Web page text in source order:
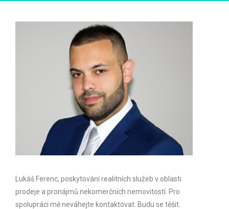
Lukáš Ferenc, poskytování realitních služeb v oblasti
prodeje a pronájmů nekomerčních nemovitostí. Pro
spolupráci mě neváhejte kontaktovat. Budu se těšit.